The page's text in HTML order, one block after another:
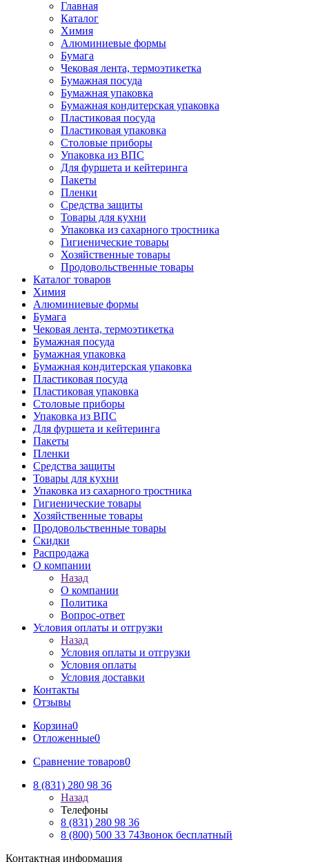
Главная
Каталог
Химия
Алюминиевые формы
Бумага
Чековая лента, термоэтикетка
Бумажная посуда
Бумажная упаковка
Бумажная кондитерская упаковка
Пластиковая посуда
Пластиковая упаковка
Столовые приборы
Упаковка из ВПС
Для фуршета и кейтеринга
Пакеты
Пленки
Средства защиты
Товары для кухни
Упаковка из сахарного тростника
Гигиенические товары
Хозяйственные товары
Продовольственные товары
Каталог товаров
Химия
Алюминиевые формы
Бумага
Чековая лента, термоэтикетка
Бумажная посуда
Бумажная упаковка
Бумажная кондитерская упаковка
Пластиковая посуда
Пластиковая упаковка
Столовые приборы
Упаковка из ВПС
Для фуршета и кейтеринга
Пакеты
Пленки
Средства защиты
Товары для кухни
Упаковка из сахарного тростника
Гигиенические товары
Хозяйственные товары
Продовольственные товары
Скидки
Распродажа
О компании
Назад
О компании
Политика
Вопрос-ответ
Условия оплаты и отгрузки
Назад
Условия оплаты и отгрузки
Условия оплаты
Условия доставки
Контакты
Отзывы
Корзина0
Отложенные0
Сравнение товаров0
8 (831) 280 98 36
Назад
Телефоны
8 (831) 280 98 36
8 (800) 500 33 74Звонок бесплатный
Контактная информация